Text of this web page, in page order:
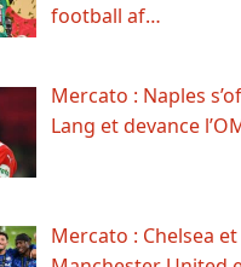
football af…
Mercato : Naples
Lang et devance
Mercato : Chelsea et